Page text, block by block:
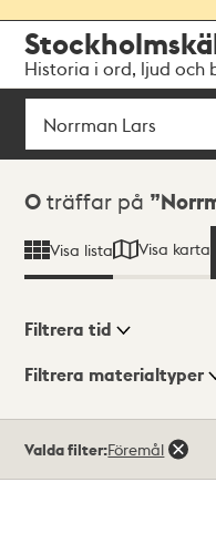
navigationen
huvudinnehållet
Historia i ord, ljud och
Sök
Sökresultat
0 träffar på
Visa lista Visa karta
Visningsläge
Filtrera tid
Filtrera materialtyper
träffar
Valda filter:Föremål